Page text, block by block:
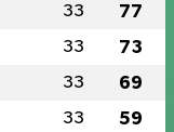
33 77
33 73
33 69
33 59